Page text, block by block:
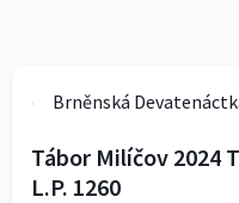
Brněnská
Tábor Milíčov 2024
L.P. 1260